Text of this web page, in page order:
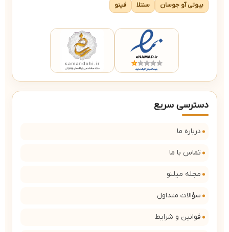
بیوتی آو جوسان
سنتلا فینو
دسترسی سریع
درباره ما
تماس با ما
مجله میلنو
سؤالات متداول
قوانین و شرایط